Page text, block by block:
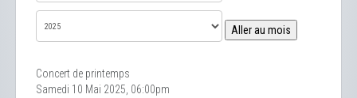
Aller au mois
Concert de printemps
Samedi 10 Mai 2025, 06:00pm